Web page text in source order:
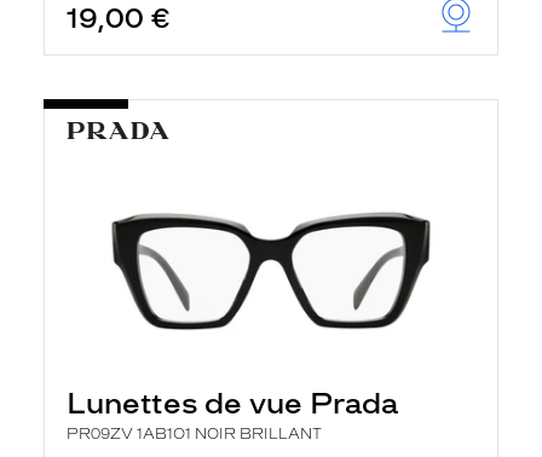
19,00 €
Lunettes de vue Prada
PR09ZV 1AB1O1 NOIR BRILLANT